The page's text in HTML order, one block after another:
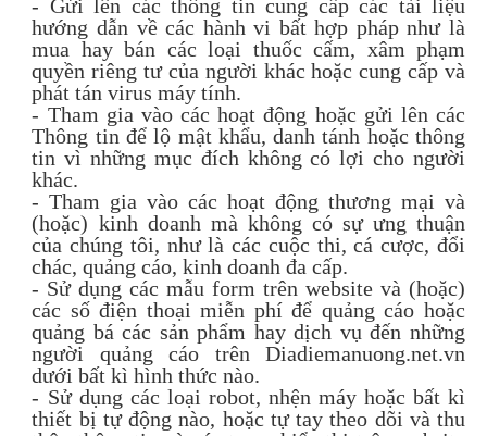
- Gửi lên các thông tin cung cấp các tài liệu
hướng dẫn về các hành vi bất hợp pháp như là
mua hay bán các loại thuốc cấm, xâm phạm
quyền riêng tư của người khác hoặc cung cấp và
phát tán virus máy tính.
- Tham gia vào các hoạt động hoặc gửi lên các
Thông tin để lộ mật khẩu, danh tánh hoặc thông
tin vì những mục đích không có lợi cho người
khác.
- Tham gia vào các hoạt động thương mại và
(hoặc) kinh doanh mà không có sự ưng thuận
của chúng tôi, như là các cuộc thi, cá cược, đổi
chác, quảng cáo, kinh doanh đa cấp.
- Sử dụng các mẫu form trên website và (hoặc)
các số điện thoại miễn phí để quảng cáo hoặc
quảng bá các sản phẩm hay dịch vụ đến những
người quảng cáo trên Diadiemanuong.net.vn
dưới bất kì hình thức nào.
- Sử dụng các loại robot, nhện máy hoặc bất kì
thiết bị tự động nào, hoặc tự tay theo dõi và thu